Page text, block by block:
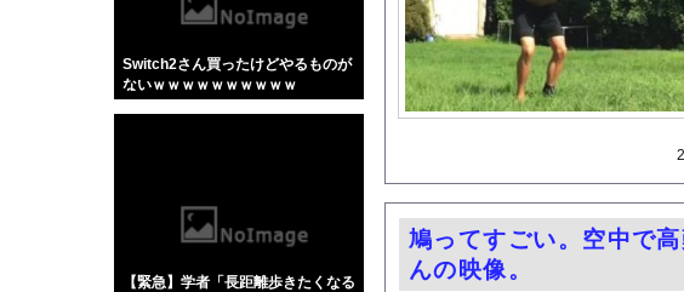
Switch2さん買ったけどやるものが
ないｗｗｗｗｗｗｗｗｗｗ
【緊急】学者「長距離歩きたくなる
海釣りって何が楽しいの？
【ポロリ悲話】ネットで拡散してるおっぱ
【衝撃】「かわいい虫」ランキング、つい
「アメリカのヤンキーがアジア人にケン
【悲報】「蕎麦」とかいう自炊最強のメシ
【4/4】嫁が浮気をしている。私の知らな
秋元真夏、ノーブラノーパンを披露ｗｗタ
涌井秀章(40) 3勝1敗 4QS 防御率2.88
元日向坂46・松田好花、食中毒で「腹痛
鳩ってすごい。空中で
んの映像。